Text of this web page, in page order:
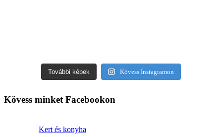
További képek Kövess Instagramon
Kövess minket Facebookon
Kert és konyha